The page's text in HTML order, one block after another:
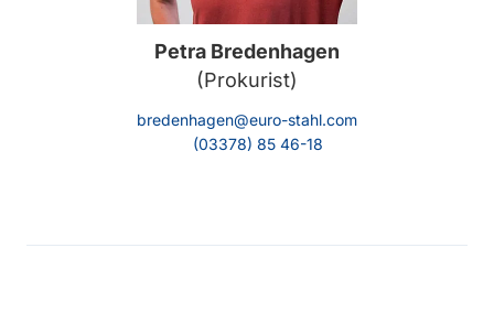
Petra Bredenhagen
(Prokurist)
bredenhagen@euro-stahl.com
(03378) 85 46-18